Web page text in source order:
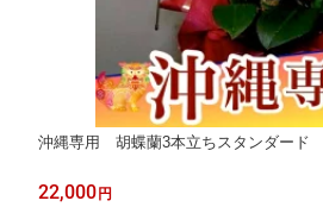
沖縄専用 胡蝶蘭3本立ちスタンダード
22,000 円